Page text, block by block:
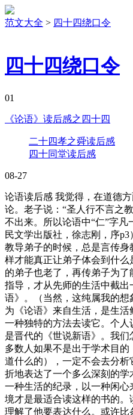
范文大全 > 四十四绕口令
四十四绕口令
01
《论语》读后感之四十四
二十四孝之舜读后感
四十同堂读后感
08-27
论语读后感 我觉得，在道德
论。老子说：“圣人行不言之
不出来。所以论语中“仁”字凡
民文学出版社，徐志刚，序
教导弟子的时候，总是言传
样才能真正让弟子体会到什么
的弟子也老了，再传弟子为
指导，才从先师的生活中截
语》。（当然，这纯属我的
为《论语》来自生活，是生
一种独特的方法去读它。个
是晋代的《世说新语》。我
多数人如果不是出于学术目
道什么的），一定不会去分
折地表达了一个多么深刻的
一种生活的纪录，以一种闲
境才是最适合读这样的书的
理解了他要表达什么。或许